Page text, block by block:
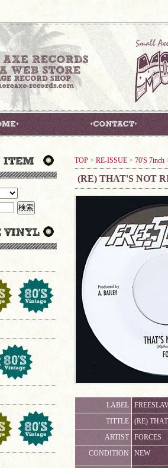
TOP > RE-ISSUE > 70'S 7inch
(RE) THAT'S NOT
LABEL
TITTLE
(RE)
ARTIST
FORCES
CONDITION
NEW